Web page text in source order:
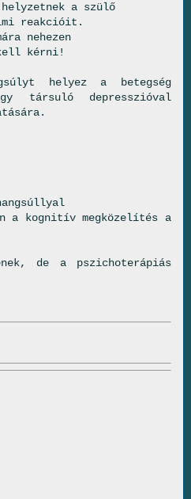
a szülő
reakcióit.
nehezen
kérni!
helyez a betegség
társuló depresszióval
a kognitív megközelítés a
de a pszichoterápiás